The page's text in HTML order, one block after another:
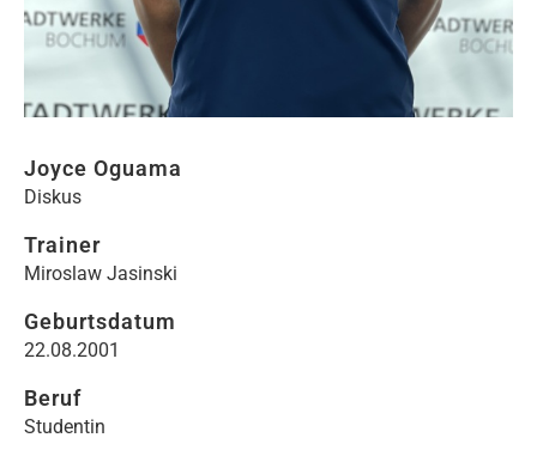
MITGLIEDSCHAFT
Joyce Oguama
Diskus
Trainer
Miroslaw Jasinski
Geburtsdatum
22.08.2001
Beruf
Studentin